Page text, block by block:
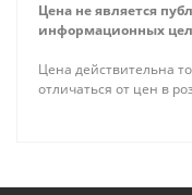
Цена не является
информационных
Цена действительна
отличаться от цен в